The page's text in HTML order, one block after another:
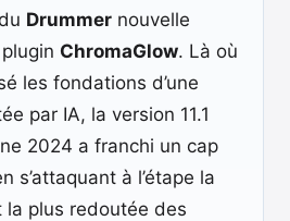
Drummer nouvelle
ChromaGlow. Là où
les fondations d’une
par IA, la version 11.1
2024 a franchi un cap
s’attaquant à l’étape la
la plus redoutée des